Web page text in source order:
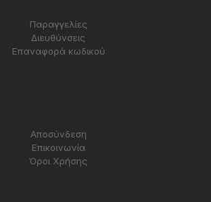
Παραγγελίες
Διευθύνσεις
Επαναφορά κωδικού
Αποσύνδεση
Επικοινωνία
Όροι Χρήσης